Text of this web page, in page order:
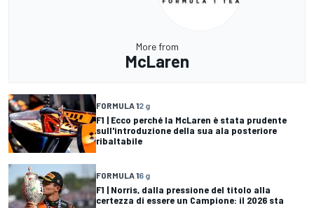
More from
McLaren
FORMULA 12 g
F1 | Ecco perché la McLaren è stata prudente
sull'introduzione della sua ala posteriore
ribaltabile
FORMULA 16 g
F1 | Norris, dalla pressione del titolo alla
certezza di essere un Campione: il 2026 sta